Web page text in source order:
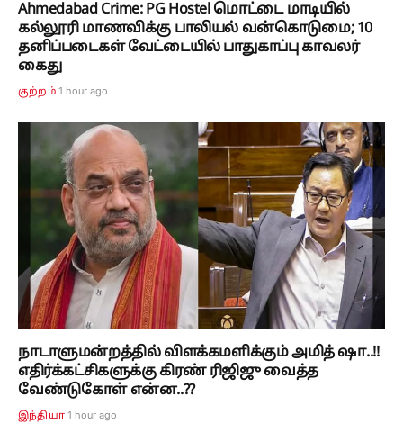
Ahmedabad Crime: PG Hostel மொட்டை மாடியில்
கல்லூரி மாணவிக்கு பாலியல் வன்கொடுமை; 10
தனிப்படைகள் வேட்டையில் பாதுகாப்பு காவலர்
கைது
குற்றம் 1 hour ago
நாடாளுமன்றத்தில் விளக்கமளிக்கும் அமித் ஷா..!!
எதிர்க்கட்சிகளுக்கு கிரண் ரிஜிஜு வைத்த
வேண்டுகோள் என்ன..??
இந்தியா 1 hour ago